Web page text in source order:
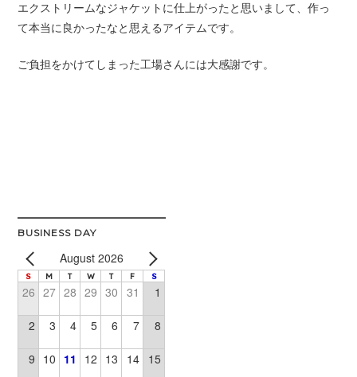
エクストリームなジャケットに仕上がったと思いまして、作っ
て本当に良かったなと思えるアイテムです。
ご負担をかけてしまった工場さんには大感謝です。
BUSINESS DAY
August 2026
S M T W T F S
26 27 28 29 30 31 1
2 3 4 5 6 7 8
9 10 11 12 13 14 15